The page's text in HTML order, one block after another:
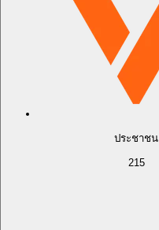
ประชาชน
215